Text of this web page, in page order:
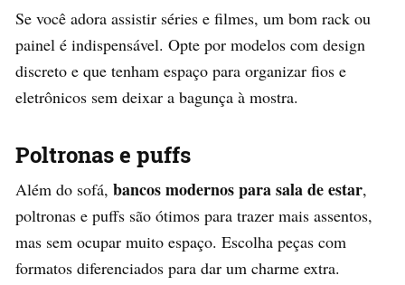
Se você adora assistir séries e filmes, um bom rack ou
painel é indispensável. Opte por modelos com design
discreto e que tenham espaço para organizar fios e
eletrônicos sem deixar a bagunça à mostra.
Poltronas e puffs
Além do sofá, bancos modernos para sala de estar,
poltronas e puffs são ótimos para trazer mais assentos,
mas sem ocupar muito espaço. Escolha peças com
formatos diferenciados para dar um charme extra.